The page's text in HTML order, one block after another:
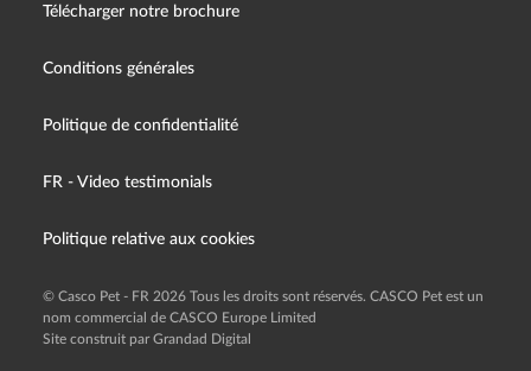
Télécharger notre brochure
Conditions générales
Politique de confidentialité
FR - Video testimonials
Politique relative aux cookies
© Casco Pet - FR 2026 Tous les droits sont réservés. CASCO Pet est un
nom commercial de CASCO Europe Limited
Site construit par Grandad Digital